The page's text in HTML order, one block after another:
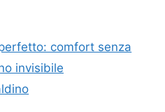
comfort senza
invisibile